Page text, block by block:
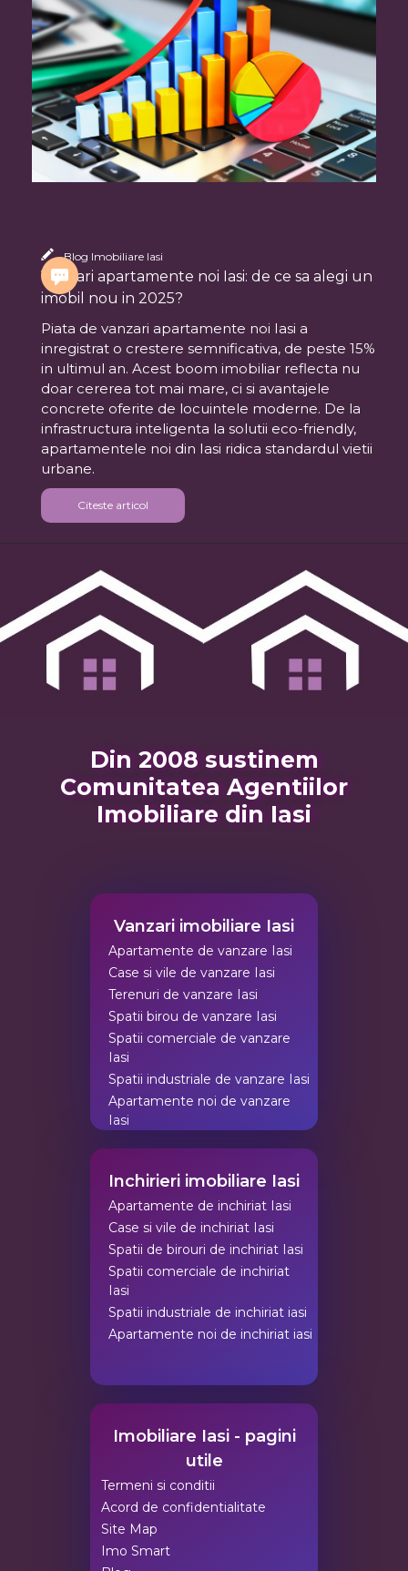
Blog Imobiliare Iasi
Vanzari apartamente noi Iasi: de ce sa alegi un
imobil nou in 2025?
Piata de vanzari apartamente noi Iasi a
inregistrat o crestere semnificativa, de peste 15%
in ultimul an. Acest boom imobiliar reflecta nu
doar cererea tot mai mare, ci si avantajele
concrete oferite de locuintele moderne. De la
infrastructura inteligenta la solutii eco-friendly,
apartamentele noi din Iasi ridica standardul vietii
urbane.
Citeste articol
Din 2008 sustinem
Comunitatea Agentiilor
Imobiliare din Iasi
Vanzari imobiliare Iasi
Apartamente de vanzare Iasi
Case si vile de vanzare Iasi
Terenuri de vanzare Iasi
Spatii birou de vanzare Iasi
Spatii comerciale de vanzare
Iasi
Spatii industriale de vanzare Iasi
Apartamente noi de vanzare
Iasi
Inchirieri imobiliare Iasi
Apartamente de inchiriat Iasi
Case si vile de inchiriat Iasi
Spatii de birouri de inchiriat Iasi
Spatii comerciale de inchiriat
Iasi
Spatii industriale de inchiriat iasi
Apartamente noi de inchiriat iasi
Imobiliare Iasi - pagini
utile
Termeni si conditii
Acord de confidentialitate
Site Map
Imo Smart